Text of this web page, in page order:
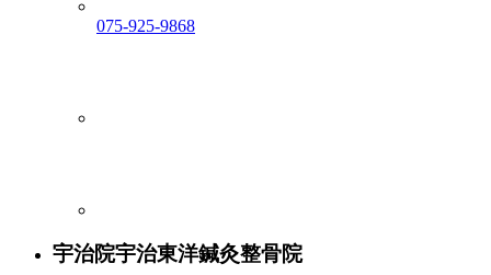
075-925-9868
宇治院宇治東洋鍼灸整骨院